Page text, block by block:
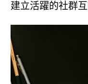
建立活躍的社群互